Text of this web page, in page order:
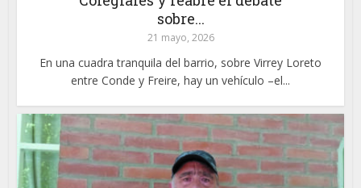
sobre...
21 mayo, 2026
En una cuadra tranquila del barrio, sobre Virrey Loreto
entre Conde y Freire, hay un vehículo –el...